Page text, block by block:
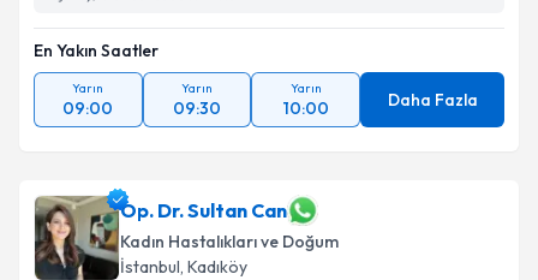
En Yakın Saatler
Yarın
09:00
Yarın
09:30
Yarın
10:00 Daha Fazla
Op. Dr. Sultan Can
Kadın Hastalıkları ve Doğum
İstanbul, Kadıköy